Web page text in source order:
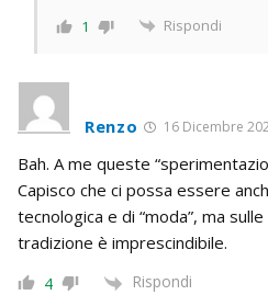
1 Rispondi
Renzo 16 Dicembre
Bah. A me queste
Capisco che ci possa essere
tecnologica e di “moda”, ma
tradizione è imprescindibile.
4 Rispondi